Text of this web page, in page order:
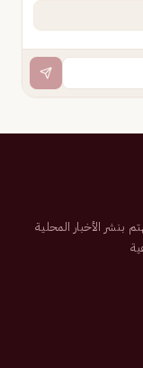
سعودية تم تأسيسها عام 2007م تهتم بنشر الأخبار المحلية